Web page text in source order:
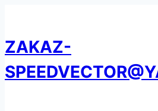
содержанию
ZAKAZ-